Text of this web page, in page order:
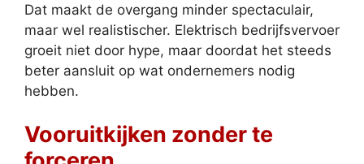
Dat maakt de overgang minder spectaculair,
maar wel realistischer. Elektrisch bedrijfsvervoer
groeit niet door hype, maar doordat het steeds
beter aansluit op wat ondernemers nodig
hebben.
Vooruitkijken zonder te